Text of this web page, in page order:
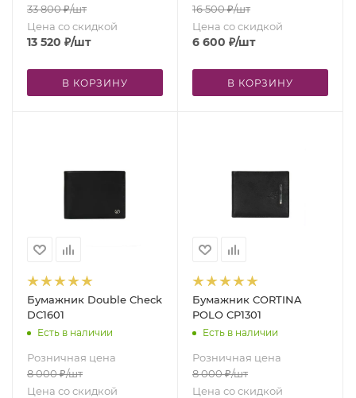
33 800₽/шт
Цена со скидкой
13 520 ₽/шт
В КОРЗИНУ
16 500₽/шт
Цена со скидкой
6 600 ₽/шт
В КОРЗИНУ
Бумажник Double Check
DC1601
Есть в наличии
Розничная цена
8 000₽/шт
Цена со скидкой
Бумажник CORTINA
POLO CP1301
Есть в наличии
Розничная цена
8 000₽/шт
Цена со скидкой